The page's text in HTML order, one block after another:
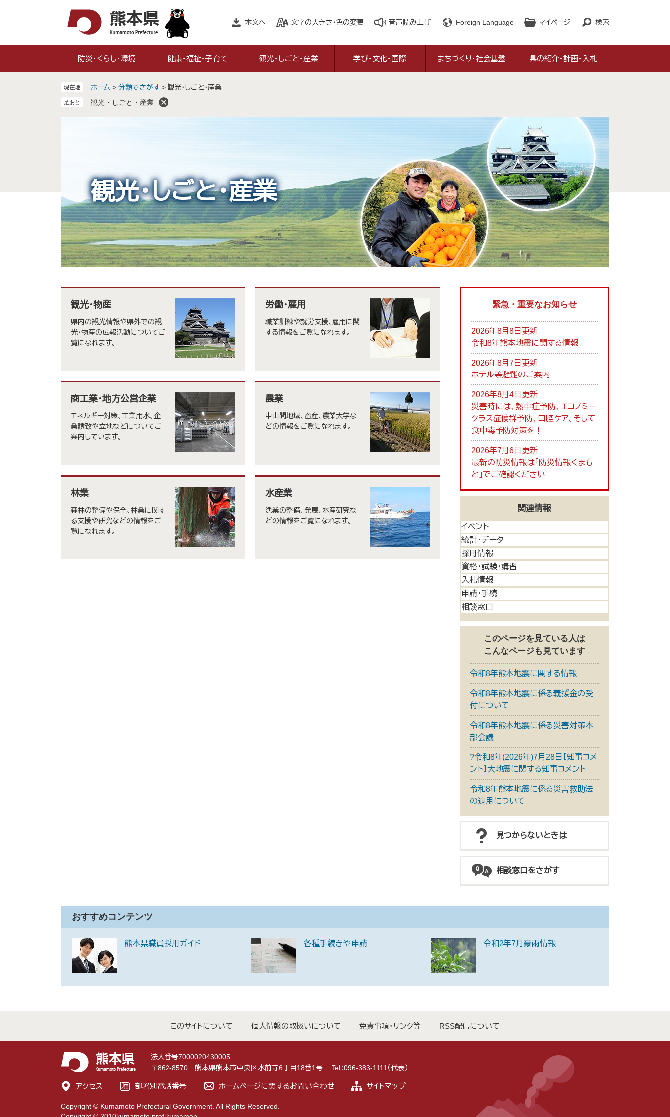
本文へ 文字の大きさ・色の変更 音声読み上げ Foreign Language マイページ 検索
防災・くらし・環境 健康・福祉・子育て 観光・しごと・産業 学び・文化・国際 まちづくり・社会基盤 県の紹介・計画・入札
現在地 ホーム > 分類でさがす > 観光・しごと・産業
観光・しごと・産業
観光・しごと・産業
観光・物産
県内の観光情報や県外での観
光・物産の広報活動についてご
覧になれます。
労働・雇用
職業訓練や就労支援、雇用に関
する情報をご覧になれます。
商工業・地方公営企業
エネルギー対策、工業用水、企
業誘致や立地などについてご
案内しています。
農業
中山間地域、畜産、農業大学な
どの情報をご覧になれます。
林業
森林の整備や保全、林業に関す
る支援や研究などの情報をご
覧になれます。
水産業
漁業の整備、発展、水産研究な
どの情報をご覧になれます。
緊急・重要なお知らせ
2026年8月8日更新
令和8年熊本地震に関する情報
2026年8月7日更新
ホテル等避難のご案内
2026年8月4日更新
災害時には、熱中症予防、エコノミー
クラス症候群予防、口腔ケア、そして
食中毒予防対策を！
2026年7月6日更新
最新の防災情報は「防災情報くまも
と」でご確認ください
関連情報
イベント
統計・データ
採用情報
資格・試験・講習
入札情報
申請・手続
相談窓口
このページを見ている人は
こんなページも見ています
令和8年熊本地震に関する情報
令和8年熊本地震に係る義援金の受
付について
令和8年熊本地震に係る災害対策本
部会議
?令和8年(2026年)7月28日【知事コメ
ント】大地震に関する知事コメント
令和8年熊本地震に係る災害救助法
の適用について
見つからないときは
相談窓口をさがす
おすすめコンテンツ
熊本県職員採用ガイド 各種手続きや申請 令和2年7月豪雨情報
このサイトについて 個人情報の取扱いについて 免責事項・リンク等 RSS配信について
法人番号7000020430005
〒862-8570 熊本県熊本市中央区水前寺6丁目18番1号
Tel：096-383-1111（代表）
アクセス 部署別電話番号 ホームページに関するお問い合わせ サイトマップ
Copyright © Kumamoto Prefectural Government. All Rights Reserved.